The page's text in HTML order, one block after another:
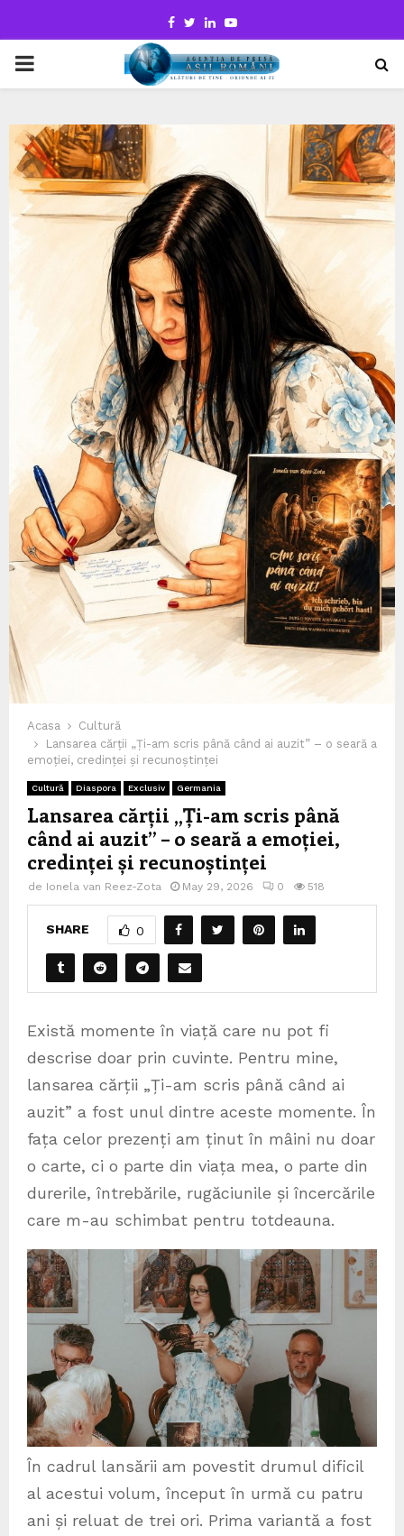
Facebook
TwitterLinkedinYoutube
PRIMARY
Acasa
Cultură
Lansarea cărții „Ți-am scris până când ai auzit” – o seară a
emoției, credinței și recunoștinței
Cultură Diaspora Exclusiv Germania
Lansarea cărții „Ți-am scris până
când ai auzit” – o seară a emoției,
credinței și recunoștinței
de Ionela van Reez-Zota May 29, 2026 0 518
SHARE 0
Există momente în viață care nu pot fi
descrise doar prin cuvinte. Pentru mine,
lansarea cărții „Ți-am scris până când ai
auzit” a fost unul dintre aceste momente. În
fața celor prezenți am ținut în mâini nu doar
o carte, ci o parte din viața mea, o parte din
durerile, întrebările, rugăciunile și încercările
care m-au schimbat pentru totdeauna.
În cadrul lansării am povestit drumul dificil
al acestui volum, început în urmă cu patru
ani și reluat de trei ori. Prima variantă a fost